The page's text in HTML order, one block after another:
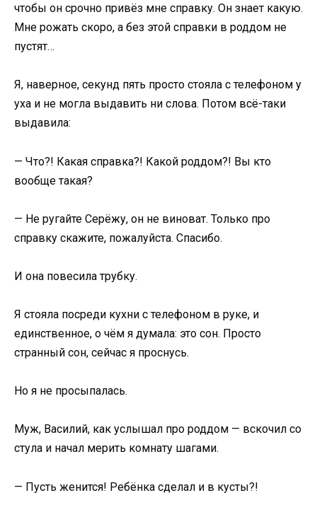
чтобы он срочно привёз мне справку. Он знает какую.
Мне рожать скоро, а без этой справки в роддом не
пустят…
Я, наверное, секунд пять просто стояла с телефоном у
уха и не могла выдавить ни слова. Потом всё-таки
выдавила:
— Что?! Какая справка?! Какой роддом?! Вы кто
вообще такая?
— Не ругайте Серёжу, он не виноват. Только про
справку скажите, пожалуйста. Спасибо.
И она повесила трубку.
Я стояла посреди кухни с телефоном в руке, и
единственное, о чём я думала: это сон. Просто
странный сон, сейчас я проснусь.
Но я не просыпалась.
Муж, Василий, как услышал про роддом — вскочил со
стула и начал мерить комнату шагами.
— Пусть женится! Ребёнка сделал и в кусты?!